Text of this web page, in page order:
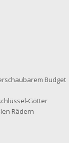
Budget
Götter
Rädern